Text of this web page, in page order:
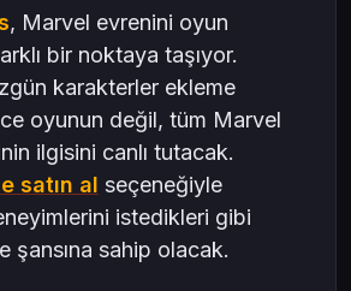
, Marvel evrenini oyun
bir noktaya taşıyor.
karakterler ekleme
oyunun değil, tüm Marvel
ilgisini canlı tutacak.
satın al seçeneğiyle
istedikleri gibi
şansına sahip olacak.